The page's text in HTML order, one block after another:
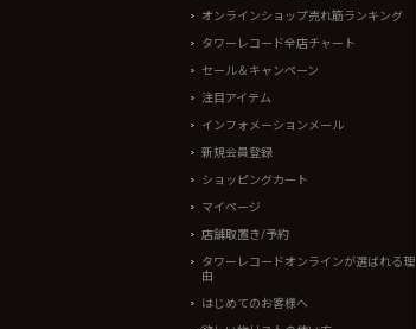
オンラインショップ売れ筋ランキング
タワーレコード全店チャート
セール＆キャンペーン
注目アイテム
インフォメーションメール
新規会員登録
ショッピングカート
マイページ
店舗取置き/予約
タワーレコードオンラインが選ばれる理
由
はじめてのお客様へ